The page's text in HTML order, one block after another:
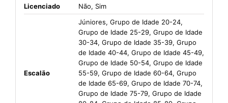
Licenciado Não, Sim
Escalão
Júniores, Grupo de Idade 20-24,
Grupo de Idade 25-29, Grupo de Idade
30-34, Grupo de Idade 35-39, Grupo
de Idade 40-44, Grupo de Idade 45-49,
Grupo de Idade 50-54, Grupo de Idade
55-59, Grupo de Idade 60-64, Grupo
de Idade 65-69, Grupo de Idade 70-74,
Grupo de Idade 75-79, Grupo de Idade